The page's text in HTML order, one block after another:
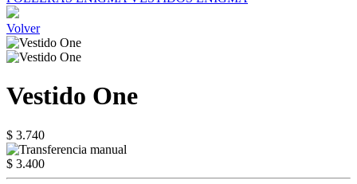
Volver
Vestido One
$ 3.740
$ 3.400